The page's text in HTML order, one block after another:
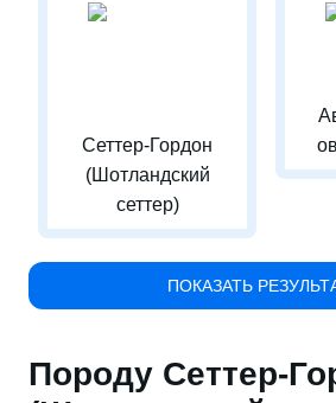
Сеттер-Гордон
(Шотландский
сеттер)
ПОКАЗАТЬ
Породу Сеттер-